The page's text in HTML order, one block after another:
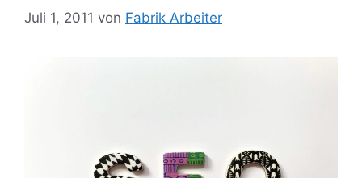
Juli 1, 2011 von Fabrik Arbeiter